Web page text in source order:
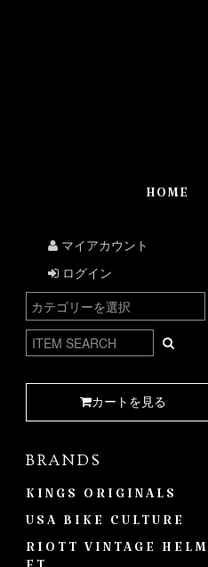
HOME
マイアカウント
ログイン
カートを見る
BRANDS
KINGS ORIGINALS
USA BIKE CULTURE
RIOTT VINTAGE HELM